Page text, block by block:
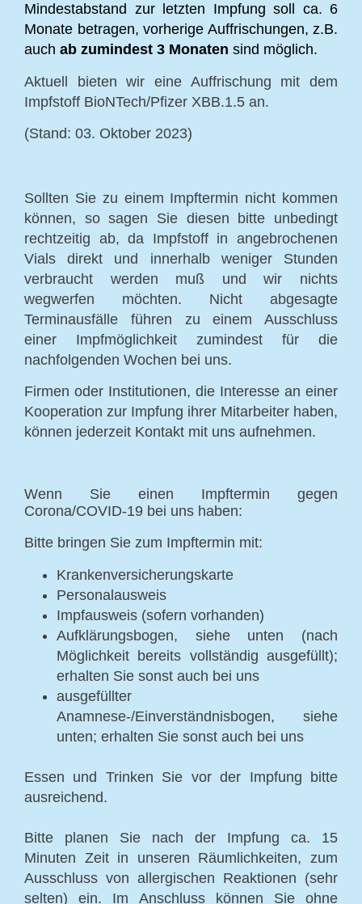
Mindestabstand zur letzten Impfung soll ca. 6
Monate betragen, vorherige Auffrischungen, z.B.
auch ab zumindest 3 Monaten sind möglich.
Aktuell bieten wir eine Auffrischung mit dem
Impfstoff BioNTech/Pfizer XBB.1.5 an.
(Stand: 03. Oktober 2023)
Sollten Sie zu einem Impftermin nicht kommen
können, so sagen Sie diesen bitte unbedingt
rechtzeitig ab, da Impfstoff in angebrochenen
Vials direkt und innerhalb weniger Stunden
verbraucht werden muß und wir nichts
wegwerfen möchten. Nicht abgesagte
Terminausfälle führen zu einem Ausschluss
einer Impfmöglichkeit zumindest für die
nachfolgenden Wochen bei uns.
Firmen oder Institutionen, die Interesse an einer
Kooperation zur Impfung ihrer Mitarbeiter haben,
können jederzeit Kontakt mit uns aufnehmen.
Wenn Sie einen Impftermin gegen
Corona/COVID-19 bei uns haben:
Bitte bringen Sie zum Impftermin mit:
Krankenversicherungskarte
Personalausweis
Impfausweis (sofern vorhanden)
Aufklärungsbogen, siehe unten (nach
Möglichkeit bereits vollständig ausgefüllt);
erhalten Sie sonst auch bei uns
ausgefüllter
Anamnese-/Einverständnisbogen, siehe
unten; erhalten Sie sonst auch bei uns
Essen und Trinken Sie vor der Impfung bitte
ausreichend.
Bitte planen Sie nach der Impfung ca. 15
Minuten Zeit in unseren Räumlichkeiten, zum
Ausschluss von allergischen Reaktionen (sehr
selten) ein. Im Anschluss können Sie ohne